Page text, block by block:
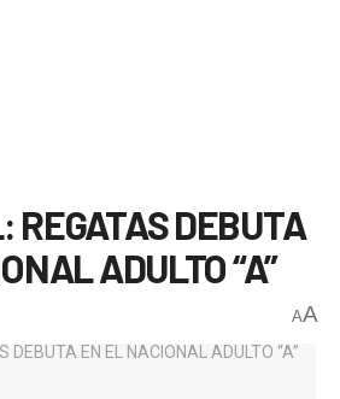
REGATAS DEBUTA
ADULTO “A”
AA